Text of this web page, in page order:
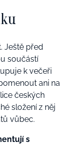
Ještě před
součástí
k večeři
ani na
českých
složení z něj
vůbec.
s